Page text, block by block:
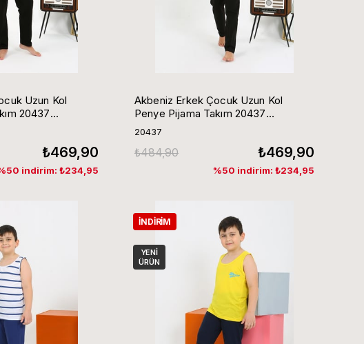
Uzun Kol
20437
₺469,90
indirim: ₺234,95
Akbeniz Erkek Çocuk Uzun Kol
Penye Pijama Takım 20437
ZümrütYeşili
20437
₺469,90
₺484,90
%50 indirim: ₺234,95
İNDIRIM
YENI
ÜRÜN